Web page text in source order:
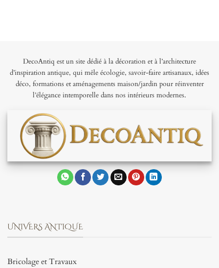
DecoAntiq est un site dédié à la décoration et à l’architecture
d’inspiration antique, qui mêle écologie, savoir-faire artisanaux, idées
déco, formations et aménagements maison/jardin pour réinventer
l’élégance intemporelle dans nos intérieurs modernes.
UNIVERS ANTIQUE
Bricolage et Travaux